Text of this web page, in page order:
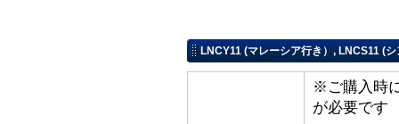
LNCY11 (マレーシア行き）, LNCS11 (
※ご購入時
が必要です